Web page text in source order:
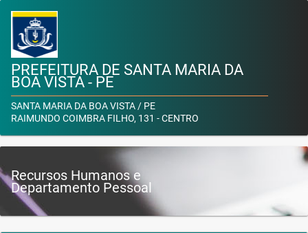
PREFEITURA DE SANTA MARIA DA
BOA VISTA - PE
SANTA MARIA DA BOA VISTA / PE
RAIMUNDO COIMBRA FILHO, 131 - CENTRO
Recursos Humanos e
Departamento Pessoal